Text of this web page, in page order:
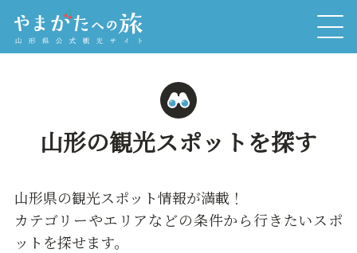
山形の観光スポットを探す
山形県の観光スポット情報が満載！
カテゴリーやエリアなどの条件から行きたいスポ
ットを探せます。